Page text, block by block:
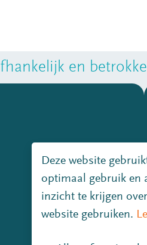
Deze website
optimaal gebruik en
inzicht te krijgen
website gebruiken.
en